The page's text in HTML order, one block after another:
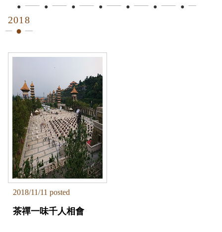
2018
2018/11/11 posted
茶禪一味千人相會